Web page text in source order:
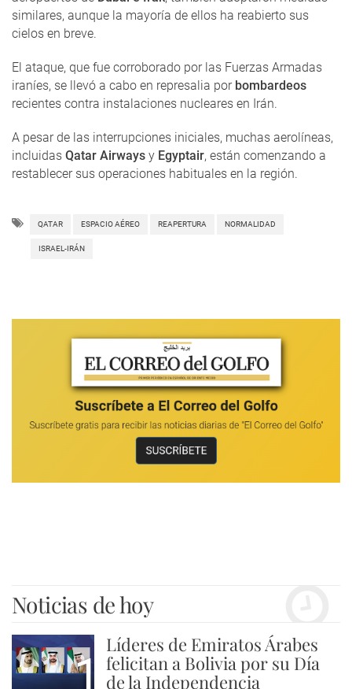
similares, aunque la mayoría de ellos ha reabierto sus
cielos en breve.
El ataque, que fue corroborado por las Fuerzas Armadas
iraníes, se llevó a cabo en represalia porbombardeos
recientes contra instalaciones nucleares en Irán.
A pesar de las interrupciones iniciales, muchas aerolíneas,
incluidas Qatar Airways y Egyptair, están comenzando a
restablecer sus operaciones habituales en la región.
QATAR ESPACIO AÉREO REAPERTURA NORMALIDAD
ISRAEL-IRÁN
Noticias de hoy
1
Líderes de Emiratos Árabes
felicitan a Bolivia por su Día
de la Independencia